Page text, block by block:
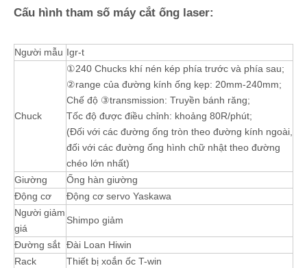
Cấu hình tham số máy cắt ống laser:
Người mẫu Igr-t
Chuck
①240 Chucks khí nén kép phía trước và phía sau;
②range của đường kính ống kẹp: 20mm-240mm;
Chế độ ③transmission: Truyền bánh răng;
Tốc độ được điều chỉnh: khoảng 80R/phút;
(Đối với các đường ống tròn theo đường kính ngoài,
đối với các đường ống hình chữ nhật theo đường
chéo lớn nhất)
Giường
Ống hàn giường
Động cơ
Động cơ servo Yaskawa
Người giảm
giá
Shimpo giảm
Đường sắt Đài Loan Hiwin
Rack
Thiết bị xoắn ốc T-win